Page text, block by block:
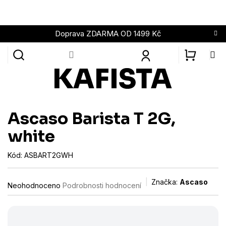
obsah
Doprava ZDARMA OD 1499 Kč
Ascaso Barista T 2G,
white
Kód: ASBART2GWH
Průměrné
hodnocení
Neohodnoceno Podrobnosti hodnocení Značka: Ascaso